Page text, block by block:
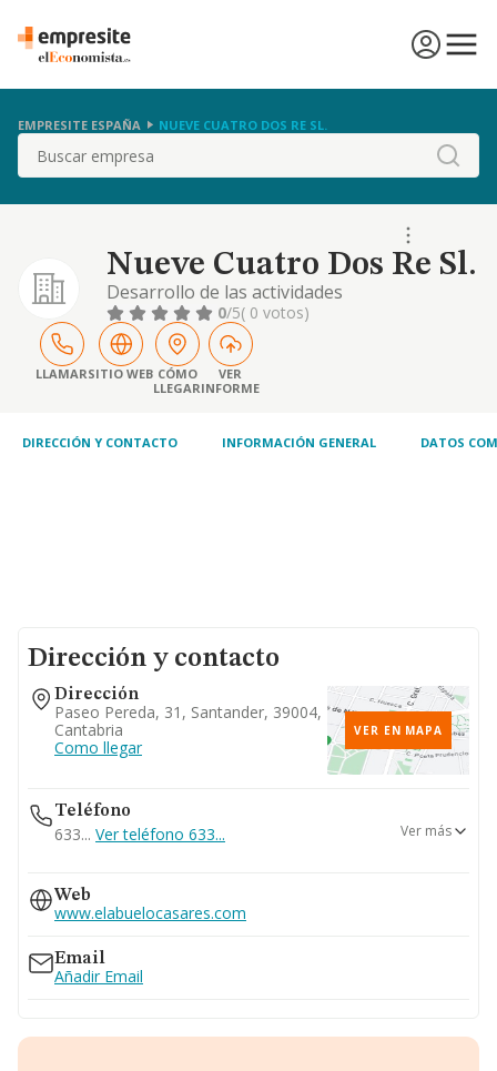
EMPRESITE ESPAÑA NUEVE CUATRO DOS RE SL.
Buscar
Nueve Cuatro Dos Re Sl.
Desarrollo de las actividades
correspondientes a los siguientes códigos y
descripciones de la clasificación nacional de
actividades económicas: la participación en el
capital de otras entidades,
independientemente de su objeto,
mediante la adquisición, p.
0/5( 0 votos)
LLAMARSITIO WEB CÓMO
LLEGAR
VER
INFORME
DIRECCIÓN Y CONTACTO INFORMACIÓN GENERAL DATOS
Dirección y contacto
Dirección
Paseo Pereda, 31, Santander, 39004,
Cantabria
Como llegar
VER EN MAPA
Teléfono
633... Ver teléfono 633...
660...
Ver teléfono 660...
Ver más
Web
www.elabuelocasares.com
Email
Añadir Email